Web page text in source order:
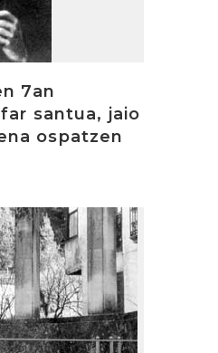
7an
santua, jaio
ospatzen